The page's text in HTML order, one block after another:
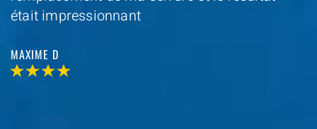
était impressionnant
MAXIME D